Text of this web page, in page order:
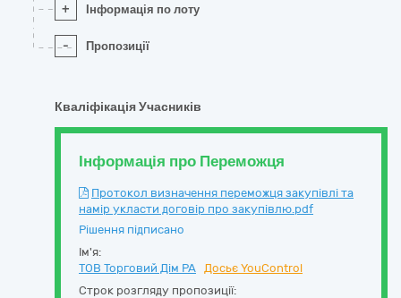
+ Інформація по лоту
- Пропозиції
Кваліфікація Учасників
Інформація про Переможця
Протокол визначення переможця закупівлі та
намір укласти договір про закупівлю.pdf
Рішення підписано
Ім'я:
ТОВ Торговий Дім РА Досьє YouControl
Строк розгляду пропозиції: